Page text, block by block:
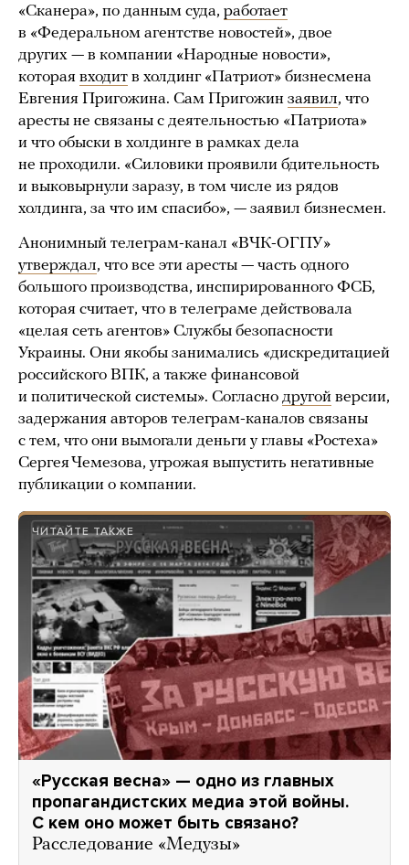
«Сканера», по данным суда, работает
в «Федеральном агентстве новостей», двое
других — в компании «Народные новости»,
которая входит в холдинг «Патриот» бизнесмена
Евгения Пригожина. Сам Пригожин заявил, что
аресты не связаны с деятельностью «Патриота»
и что обыски в холдинге в рамках дела
не проходили. «Силовики проявили бдительность
и выковырнули заразу, в том числе из рядов
холдинга, за что им спасибо», — заявил бизнесмен.
Анонимный телеграм-канал «ВЧК-ОГПУ»
утверждал, что все эти аресты — часть одного
большого производства, инспирированного ФСБ,
которая считает, что в телеграме действовала
«целая сеть агентов» Службы безопасности
Украины. Они якобы занимались «дискредитацией
российского ВПК, а также финансовой
и политической системы». Согласно другой версии,
задержания авторов телеграм-каналов связаны
с тем, что они вымогали деньги у главы «Ростеха»
Сергея Чемезова, угрожая выпустить негативные
публикации о компании.
ЧИТАЙТЕ ТАКЖЕ
«Русская весна» — одно из главных
пропагандистских медиа этой войны.
С кем оно может быть связано?
Расследование «Медузы»